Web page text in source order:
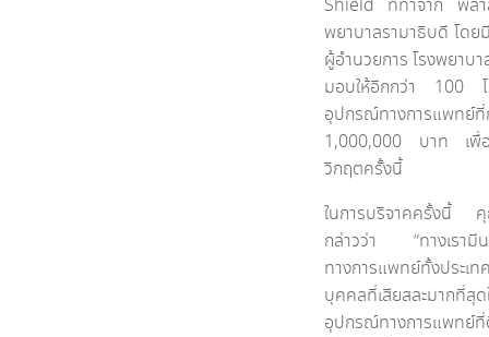
Shield ที่ทำจาก พลา
พยาบาลรามาธิบดี โด
ผู้อำนวยการ โรงพยาบ
มอบให้อีกกว่า 100 โ
อุปกรณ์ทางการแพท
1,000,000 บาท เพื่อ
วิกฤตครั้งนี้
ในการบริจาคครั้งนี้
กล่าวว่า “ทางเรามีน
ทางการแพทย์ทั้งประ
บุคคลที่เสียสละมาก
อุปกรณ์ทางการแพทย์ที่